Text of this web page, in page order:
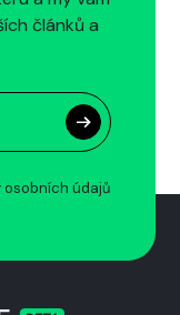
článků a
osobních údajů